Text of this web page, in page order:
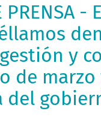
PRENSA -
y
de
del